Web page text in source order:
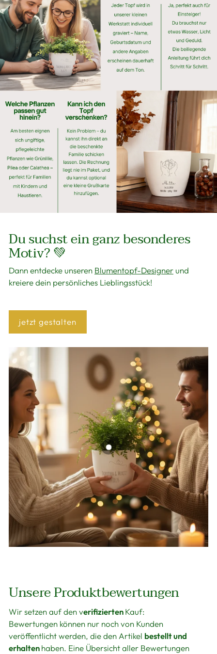
Du suchst ein ganz besonderes
Motiv? 💚
Dann entdecke unseren Blumentopf-Designer und
kreiere dein persönliches Lieblingsstück!
jetzt gestalten
Unsere Produktbewertungen
Wir setzen auf den verifiziertenKauf:
Bewertungen können nur noch von Kunden
veröffentlicht werden, die den Artikel bestellt und
erhaltenhaben. Eine Übersicht aller Bewertungen